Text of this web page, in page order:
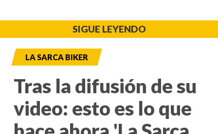
SIGUE LEYENDO
LA SARCA BIKER
Tras la difusión de su
video: esto es lo que